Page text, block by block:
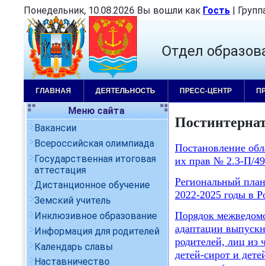
Понедельник, 10.08.2026 Вы вошли как Гость |
Отдел
ГЛАВНАЯ ДЕЯТЕЛЬНОСТЬ ПРЕСС-ЦЕНТР
Меню сайта
Вакансии
Всероссийская олимпиада
Государственная итоговая
аттестация
Дистанционное обучение
Земский учитель
Инклюзивное образование
Информация для родителей
Календарь славы
Наставничество
Постановление
их прав № 2.3-П/49
Региональный
2022-2025 годы в
Порядок
адаптации
родителей, лиц из
детей-сирот и